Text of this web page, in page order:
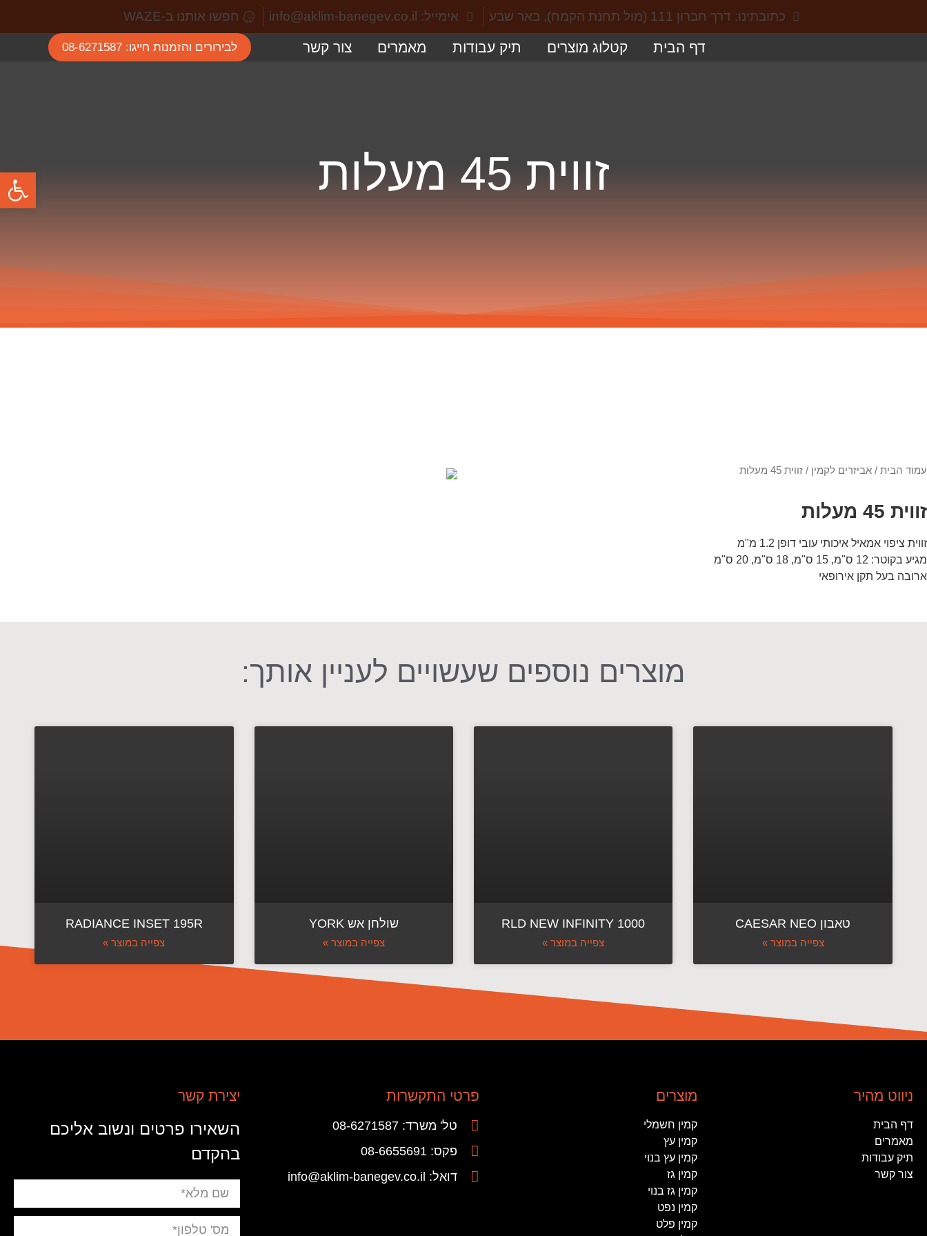
כתובתינו: דרך חברון 111 (מול תחנת הקמח), באר שבע אימייל: info@aklim-banegev.co.il חפשו אותנו ב-WAZE
דף הבית קטלוג מוצרים תיק עבודות מאמרים צור קשר לבירורים והזמנות חייגו: 08-6271587
זווית 45 מעלות
עמוד הבית / אביזרים לקמין / זווית 45 מעלות
זווית 45 מעלות
זווית ציפוי אמאיל איכותי עובי דופן 1.2 מ"מ
מגיע בקוטר: 12 ס"מ, 15 ס"מ, 18 ס"מ, 20 ס"מ
ארובה בעל תקן אירופאי
מוצרים נוספים שעשויים לעניין אותך:
טאבון CAESAR NEO
צפייה במוצר »
RLD NEW INFINITY 1000
צפייה במוצר »
שולחן אש YORK
צפייה במוצר »
RADIANCE INSET 195R
צפייה במוצר »
ניווט מהיר
דף הבית
מאמרים
תיק עבודות
צור קשר
מוצרים
קמין חשמלי
קמין עץ
קמין עץ בנוי
קמין גז
קמין גז בנוי
קמין נפט
קמין פלט
פרטי התקשרות
טל' משרד: 08-6271587
פקס: 08-6655691
דואל: info@aklim-banegev.co.il
יצירת קשר
השאירו פרטים ונשוב אליכם
בהקדם